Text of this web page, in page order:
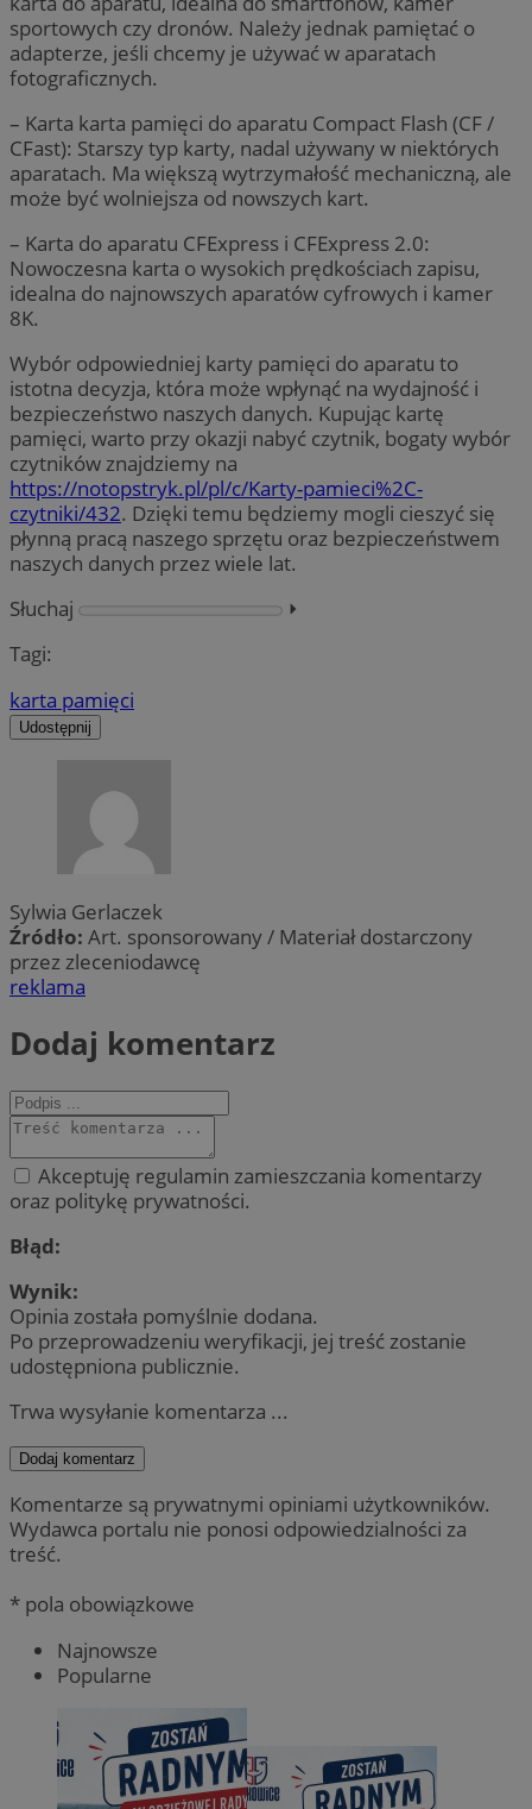
sportowych czy dronów. Należy jednak pamiętać o
adapterze, jeśli chcemy je używać w aparatach
fotograficznych.
– Karta karta pamięci do aparatu Compact Flash (CF /
CFast): Starszy typ karty, nadal używany w niektórych
aparatach. Ma większą wytrzymałość mechaniczną, ale
może być wolniejsza od nowszych kart.
– Karta do aparatu CFExpress i CFExpress 2.0:
Nowoczesna karta o wysokich prędkościach zapisu,
idealna do najnowszych aparatów cyfrowych i kamer
8K.
Wybór odpowiedniej karty pamięci do aparatu to
istotna decyzja, która może wpłynąć na wydajność i
bezpieczeństwo naszych danych. Kupując kartę
pamięci, warto przy okazji nabyć czytnik, bogaty wybór
czytników znajdziemy na
https://notopstryk.pl/pl/c/Karty-pamieci%2C-
czytniki/432. Dzięki temu będziemy mogli cieszyć się
płynną pracą naszego sprzętu oraz bezpieczeństwem
naszych danych przez wiele lat.
Słuchaj
⏵︎
Tagi:
karta pamięci
Udostępnij
Sylwia Gerlaczek
Źródło: Art. sponsorowany / Materiał dostarczony
przez zleceniodawcę
reklama
Dodaj komentarz
Akceptuję regulamin zamieszczania komentarzy
oraz politykę prywatności.
Błąd:
Wynik:
Opinia została pomyślnie dodana.
Po przeprowadzeniu weryfikacji, jej treść zostanie
udostępniona publicznie.
Trwa wysyłanie komentarza ...
Dodaj komentarz
Komentarze są prywatnymi opiniami użytkowników.
Wydawca portalu nie ponosi odpowiedzialności za
treść.
* pola obowiązkowe
Najnowsze
Popularne